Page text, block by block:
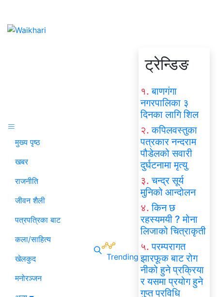
मुख्य पृष्ठ
खबर
राजनीति
जीवन शैली
पत्रपत्रिका बाट
कला/साहित्य
खेलकुद
मनोरञ्जन
Trending
ट्रेन्डिङ
१. बाणगंगा
नगरपालिका ३
दिनका लागि शिल
२. कपिलवस्तुका
पत्रकार नन्दराम
पौडेलको सवारी
दुर्घटनामा मृत्यु
३. चन्द्र सूर्य
मुनिको आन्दोलन
४. किन छ
रहस्यमयी ? मोना
लिजाको चित्राकृती
५. परम्परागत
झारफूक बाट रोग
नीको हुने प्रक्रिया
र यसमा प्रयोग हुने
गुप्त प्रविधि